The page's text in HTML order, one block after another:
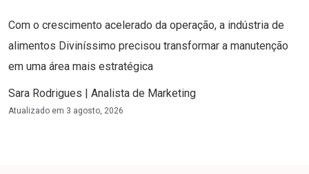
Com o crescimento acelerado da operação, a indústria de
alimentos Diviníssimo precisou transformar a manutenção
em uma área mais estratégica
Sara Rodrigues | Analista de Marketing
Atualizado em 3 agosto, 2026